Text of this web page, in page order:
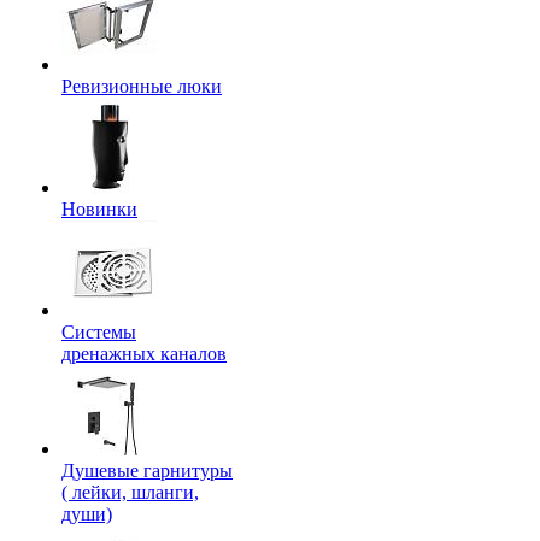
Ревизионные люки
Новинки
Системы
дренажных каналов
Душевые гарнитуры
( лейки, шланги,
души)